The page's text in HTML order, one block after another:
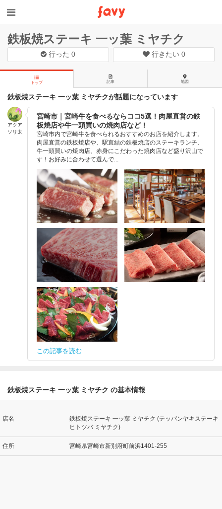
鉄板焼ステーキ 一ッ葉 ミヤチク
行った0 行きたい 0
トップ 記事 地図
鉄板焼ステーキ 一ッ葉 ミヤチクが話題になっています
アクア
ソリ太
宮崎市｜宮崎牛を食べるならココ5選！肉屋直営の鉄
板焼店や牛一頭買いの焼肉店など！
宮崎市内で宮崎牛を食べられるおすすめのお店を紹介します。
肉屋直営の鉄板焼店や、駅直結の鉄板焼店のステーキランチ、
牛一頭買いの焼肉店、赤身にこだわった焼肉店など盛り沢山で
す！お好みに合わせて選んで...
この記事を読む
鉄板焼ステーキ 一ッ葉 ミヤチク の基本情報
店名
鉄板焼ステーキ 一ッ葉 ミヤチク (テッパンヤキステーキ
ヒトツバ ミヤチク)
住所 宮崎県宮崎市新別府町前浜1401-255